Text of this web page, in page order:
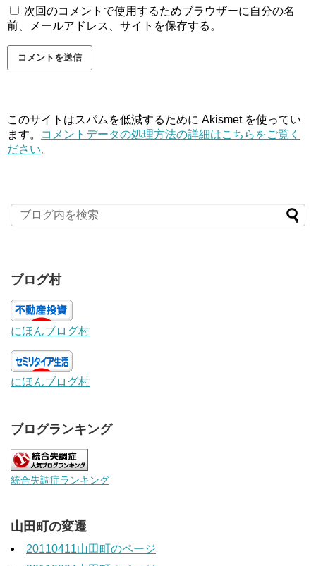
次回のコメントで使用するためブラウザーに自分の名
前、メールアドレス、サイトを保存する。
このサイトはスパムを低減するために Akismet を使ってい
ます。
コメントデータの処理方法の詳細はこちらをご覧く
ださい。
ブログ村
にほんブログ村
にほんブログ村
ブログランキング
統合失調症ランキング
山田町の変遷
20110411山田町のページ